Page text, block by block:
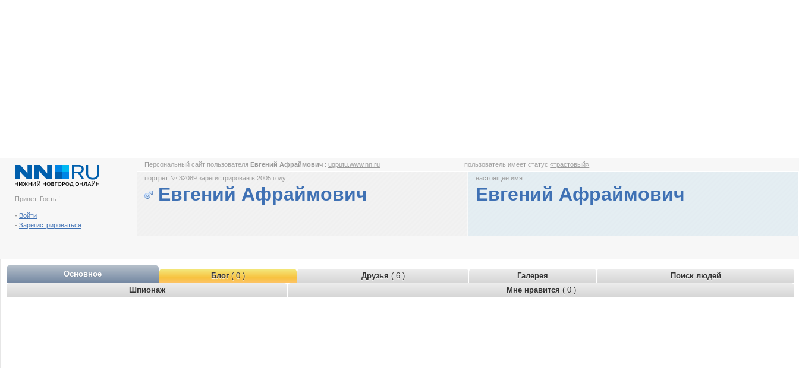
Привет, Гость !
- Войти
- Зарегистрироваться
Персональный сайт пользователя Евгений Афраймович : ugputu.www.nn.ru пользователь имеет статус«трастовый»
портрет № 32089 зарегистрирован в 2005 году
Евгений Афраймович
настоящее имя:
Евгений Афраймович
Основное Блог( 0 ) Друзья ( 6 ) Галерея
Поиск людей
Шпионаж
Мне нравится ( 0 )